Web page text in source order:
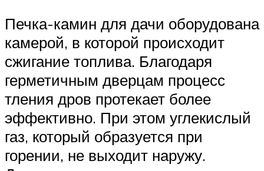
Печка-камин для дачи оборудована
камерой, в которой происходит
сжигание топлива. Благодаря
герметичным дверцам процесс
тления дров протекает более
эффективно. При этом углекислый
газ, который образуется при
горении, не выходит наружу.